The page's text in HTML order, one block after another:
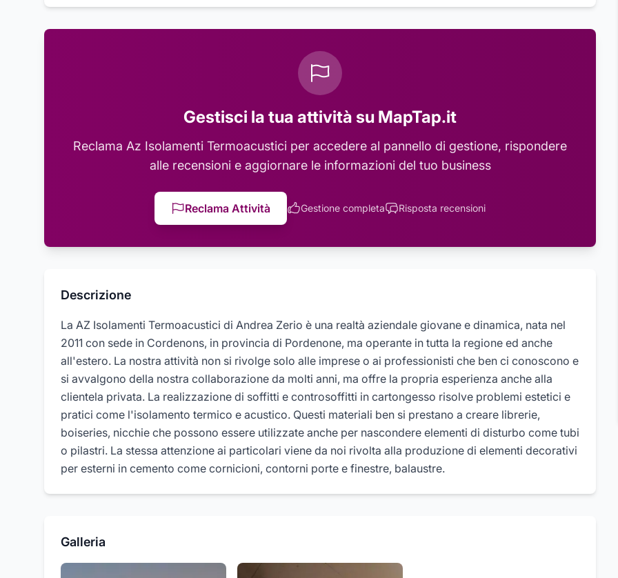
Gestisci la tua attività su MapTap.it
Reclama Az Isolamenti Termoacustici per accedere al pannello di gestione, rispondere
alle recensioni e aggiornare le informazioni del tuo business
Reclama Attività Gestione completa Risposta recensioni
Descrizione
La AZ Isolamenti Termoacustici di Andrea Zerio è una realtà aziendale giovane e dinamica, nata nel
2011 con sede in Cordenons, in provincia di Pordenone, ma operante in tutta la regione ed anche
all'estero. La nostra attività non si rivolge solo alle imprese o ai professionisti che ben ci conoscono e
si avvalgono della nostra collaborazione da molti anni, ma offre la propria esperienza anche alla
clientela privata. La realizzazione di soffitti e controsoffitti in cartongesso risolve problemi estetici e
pratici come l'isolamento termico e acustico. Questi materiali ben si prestano a creare librerie,
boiseries, nicchie che possono essere utilizzate anche per nascondere elementi di disturbo come tubi
o pilastri. La stessa attenzione ai particolari viene da noi rivolta alla produzione di elementi decorativi
per esterni in cemento come cornicioni, contorni porte e finestre, balaustre.
Galleria